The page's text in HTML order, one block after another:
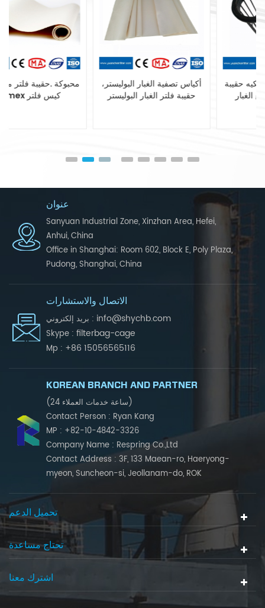
أكياس تصفية الغبار البوليستر،
حقيبة فلتر الغبار البوليستر
مزج بوليستر الاستاتيكيه حقيبة
تصفية أنظمة جمع الغبار
عنوان
Sanyuan Industrial Zone, Xinzhan Area, Hefei,
Anhui, China
Office in Shanghai: Room 602, Block E, Poly Plaza,
Pudong, Shanghai, China
الاتصال والاستشارات
بريد إلكتروني : info@shychb.com
Skype : filterbag-cage
Mp : +86 15056565116
KOREAN BRANCH AND PARTNER
(24 ساعة خدمات العملاء)
Contact Person : Ryan Kang
MP : +82-10-4842-3326
Company Name : Respring Co.,Ltd
Contact Address : 3F, 133 Maean-ro, Haeryong-
myeon, Suncheon-si, Jeollanam-do, ROK
تحميل الدعم
تحتاج مساعدة
اشترك معنا